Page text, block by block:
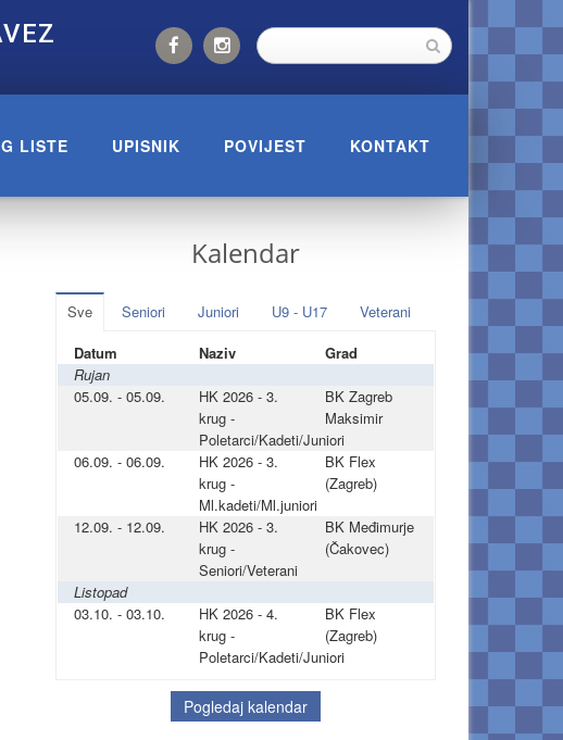
LISTE UPISNIK POVIJEST KONTAKT
Kalendar
Sve Seniori Juniori U9 - U17
Veterani
Datum
Naziv
Grad
Rujan
05.09. - 05.09.
HK 2026 - 3.
krug -
Poletarci/Kadeti/Juniori
BK Zagreb
Maksimir
06.09. - 06.09.
HK 2026 - 3.
krug -
Ml.kadeti/Ml.juniori
BK Flex
(Zagreb)
12.09. - 12.09.
HK 2026 - 3.
krug -
Seniori/Veterani
BK Međimurje
(Čakovec)
Listopad
03.10. - 03.10.
HK 2026 - 4.
krug -
Poletarci/Kadeti/Juniori
BK Flex
(Zagreb)
Pogledaj kalendar